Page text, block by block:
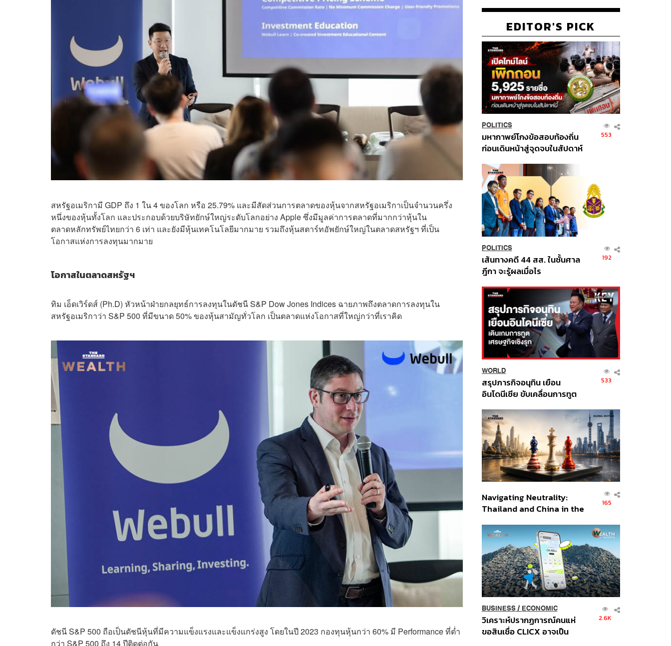
สหรัฐอเมริกามี GDP ถึง 1 ใน 4 ของโลก หรือ 25.79% และมีสัดส่วนการตลาดของหุ้นจากสหรัฐอเมริกาเป็นจำนวนครึ่ง
หนึ่งของหุ้นทั้งโลก และประกอบด้วยบริษัทยักษ์ใหญ่ระดับโลกอย่าง Apple ซึ่งมีมูลค่าการตลาดที่มากกว่าหุ้นใน
ตลาดหลักทรัพย์ไทยกว่า 6 เท่า และยังมีหุ้นเทคโนโลยีมากมาย รวมถึงหุ้นสตาร์ทอัพยักษ์ใหญ่ในตลาดสหรัฐฯ ที่เป็น
โอกาสแห่งการลงทุนมากมาย
โอกาสในตลาดสหรัฐฯ
ทิม เอ็ดเวิร์ดส์ (Ph.D) หัวหน้าฝ่ายกลยุทธ์การลงทุนในดัชนี S&P Dow Jones Indices ฉายภาพถึงตลาดการลงทุนใน
สหรัฐอเมริกาว่า S&P 500 ที่มีขนาด 50% ของหุ้นสามัญทั่วโลก เป็นตลาดแห่งโอกาสที่ใหญ่กว่าที่เราคิด
ดัชนี S&P 500 ถือเป็นดัชนีหุ้นที่มีความแข็งแรงและแข็งแกร่งสูง โดยในปี 2023 กองทุนหุ้นกว่า 60% มี Performance ที่ต่ำ
กว่า S&P 500 ถึง 14 ปีติดต่อกัน
EDITOR'S PICK
POLITICS
มหากาพย์โกงข้อสอบท้องถิ่น
ก่อนเดินหน้าสู่จุดจบในสัปดาห์
553
POLITICS
เส้นทางคดี 44 สส. ในชั้นศาล
ฎีกา จะรู้ผลเมื่อไร
192
WORLD
สรุปภารกิจอนุทิน เยือน
อินโดนีเซีย ขับเคลื่อนการทูต
ส่วนยุทธศาสตร์ไทย –
อินโดนีเซีย
533
Navigating Neutrality:
Thailand and China in the
Order
165
BUSINESS/ ECONOMIC
วิเคราะห์ปรากฏการณ์คนแห่
ขอสินเชื่อ CLICX อาจเป็น
2.6K